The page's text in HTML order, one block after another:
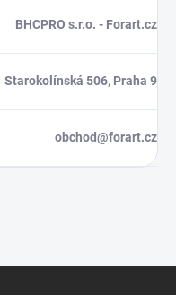
BHCPRO s.r.o. - Forart.cz
Starokolínská 506, Praha 9
obchod@forart.cz